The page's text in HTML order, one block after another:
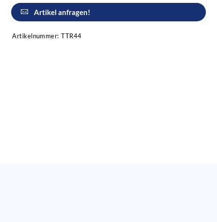
Artikel anfragen!
Artikelnummer: TTR44